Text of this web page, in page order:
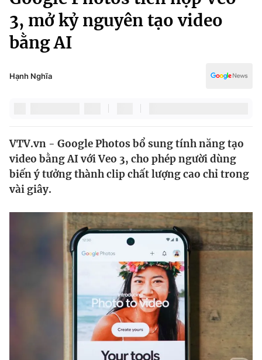
Chính trị
Xã hội
Pháp luật
Thế giới
Tin tức
Thế giới đó đây
Câu chuyện quốc tế
Kinh tế
Tài chính
Góc doanh nghiệp
Truyền hình
Truyền hình
Văn hóa - Giải trí
Y tế
Công nghệ
3, mở kỷ nguyên tạo video
bằng AI
Hạnh Nghĩa
VTV.vn - Google Photos bổ sung tính năng tạo
video bằng AI với Veo 3, cho phép người dùng
biến ý tưởng thành clip chất lượng cao chỉ trong
vài giây.